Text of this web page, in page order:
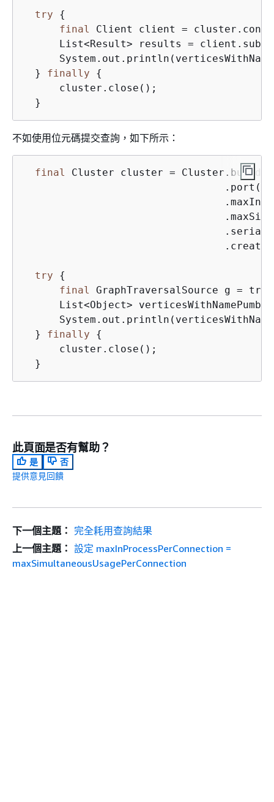
try
{
final
Client client =
List<Result> results =
  }
finally
{
      cluster.close();
  }
不如使用位元碼提交查詢，如下所示：
final Cluster cluster = Cluster.build(
                                 .port(
try
{
final
GraphTraversalSource g =
List<Object> verticesWithNamePumba
  }
finally
{
      cluster.close();
  }
此頁面是否有幫助？
是
否
提供意見回饋
下一個主題： 完全耗用查詢結果
上一個主題： 設定 maxInProcessPerConnection =
maxSimultaneousUsagePerConnection